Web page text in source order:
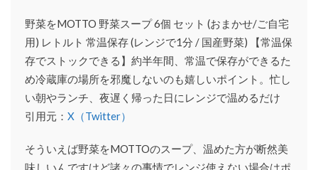
野菜をMOTTO 野菜スープ 6個 セット (おまかせ/ご自宅
用) レトルト 常温保存 (レンジで1分 / 国産野菜) 【常温保
存でストックできる】約半年間、常温で保存ができるた
め冷蔵庫の場所を邪魔しないのも嬉しいポイント。忙し
い朝やランチ、夜遅く帰った日にレンジで温めるだけ
引用元： X（Twitter）
そういえば野菜をMOTTOのスープ、温めた方が断然美
味しいんですけど諸々の事情でレンジ使えない場合はポ